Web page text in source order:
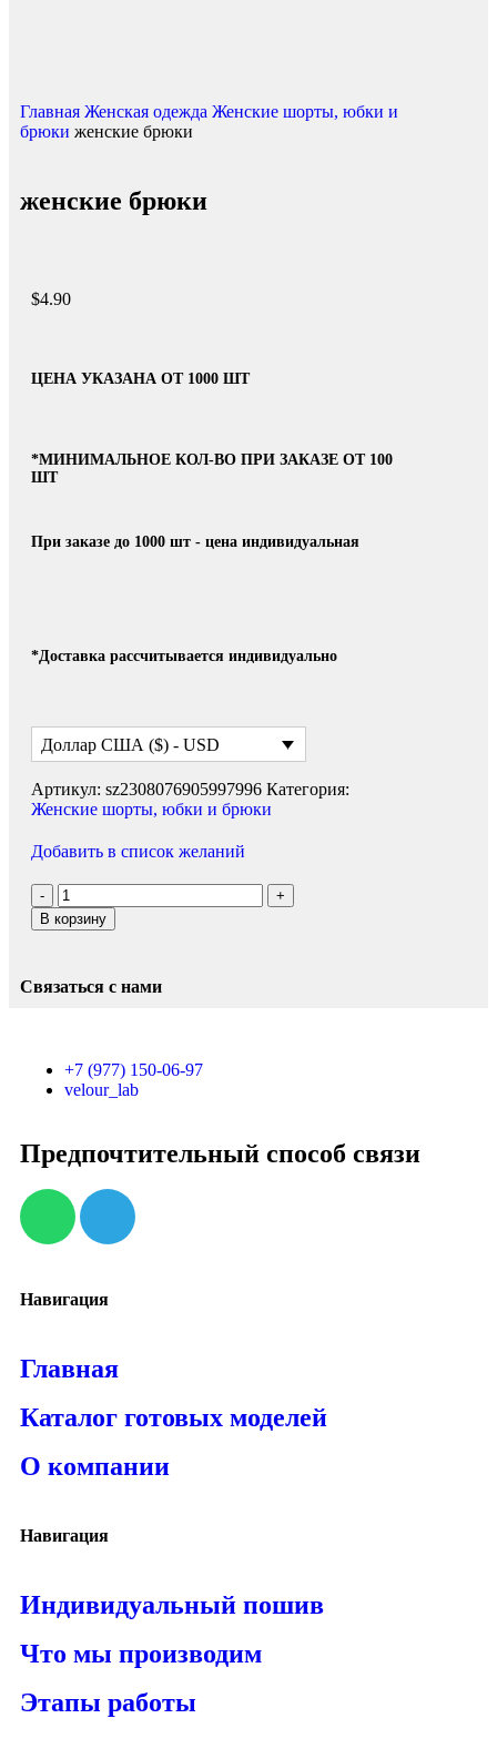
Главная Женская одежда Женские шорты, юбки и
брюки женские брюки
женские брюки
$4.90
ЦЕНА УКАЗАНА ОТ 1000 ШТ
*МИНИМАЛЬНОЕ КОЛ-ВО ПРИ ЗАКАЗЕ ОТ 100
ШТ
При заказе до 1000 шт - цена индивидуальная
*Доставка рассчитывается индивидуально
Доллар США ($) - USD
Артикул: sz2308076905997996 Категория:
Женские шорты, юбки и брюки
Добавить в список желаний
В корзину
Связаться с нами
+7 (977) 150-06-97
velour_lab
Предпочтительный способ связи
Навигация
Главная
Каталог готовых моделей
О компании
Навигация
Индивидуальный пошив
Что мы производим
Этапы работы